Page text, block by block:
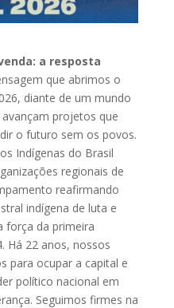
a resposta
que abrimos o
diante de um mundo
projetos que
o futuro sem os povos.
Indígenas do Brasil
regionais de
reafirmando
indígena de luta e
força da primeira
Há 22 anos, nossos
para ocupar a capital e
político nacional em
Seguimos firmes na